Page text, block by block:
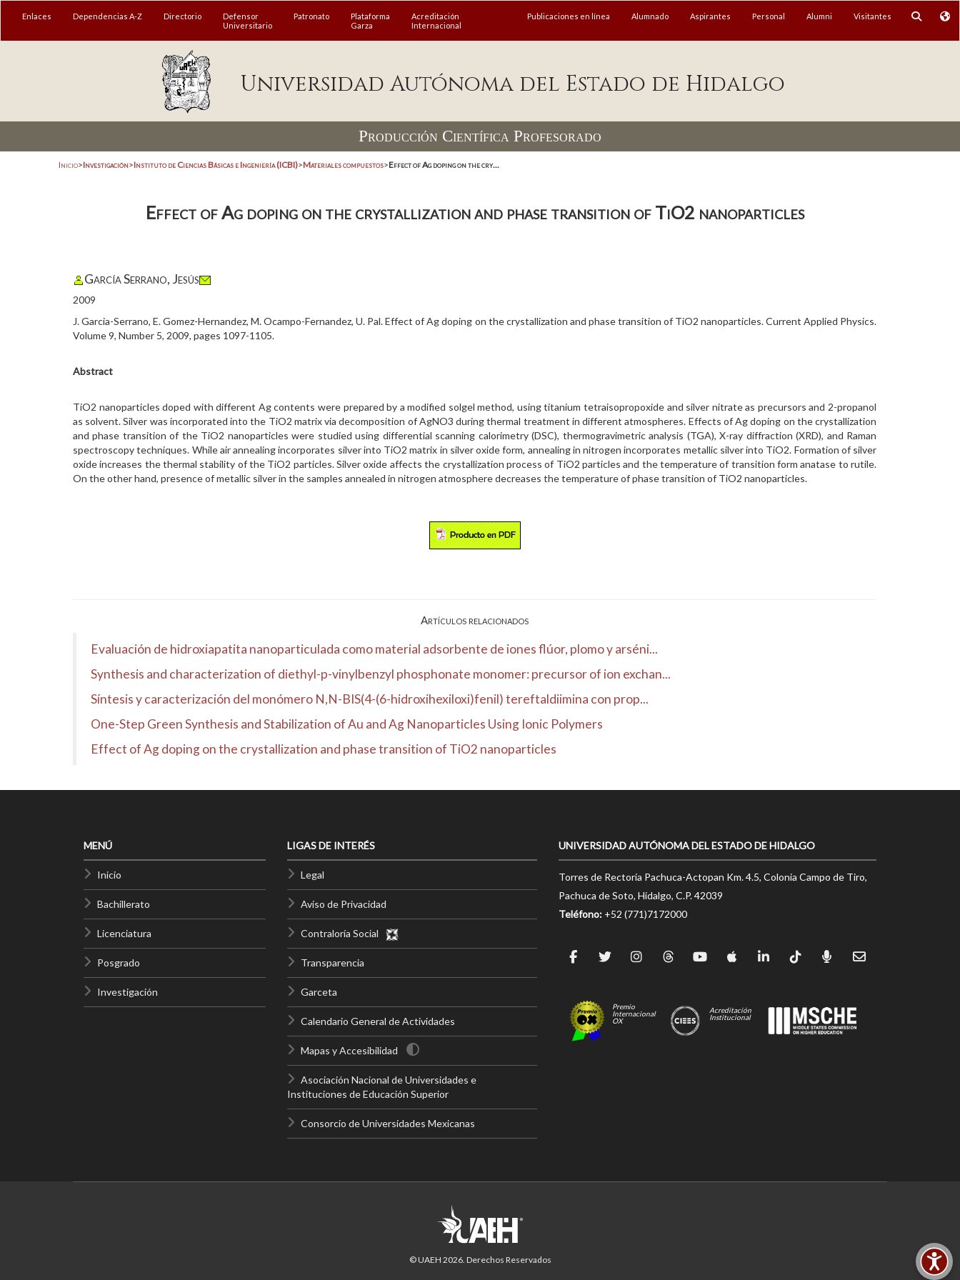
Enlaces Dependencias A-Z Directorio
Defensor
Universitario
Patronato
Plataforma
Garza
Acreditación
Internacional
Publicaciones en línea Alumnado Aspirantes Personal Alumni Visitantes
Universidad Autónoma del Estado de Hidalgo
Producción Científica Profesorado
Inicio>Investigación>Instituto de Ciencias Básicas e Ingeniería (ICBI)>Materiales compuestos>Effect of Ag doping on the cry...
Effect of Ag doping on the crystallization and phase transition of TiO2 nanoparticles
García Serrano, Jesús
2009
J. Garcia-Serrano, E. Gomez-Hernandez, M. Ocampo-Fernandez, U. Pal. Effect of Ag doping on the crystallization and phase transition of TiO2 nanoparticles. Current Applied Physics.
Volume 9, Number 5, 2009, pages 1097-1105.
Abstract
TiO2 nanoparticles doped with different Ag contents were prepared by a modified solgel method, using titanium tetraisopropoxide and silver nitrate as precursors and 2-propanol
as solvent. Silver was incorporated into the TiO2 matrix via decomposition of AgNO3 during thermal treatment in different atmospheres. Effects of Ag doping on the crystallization
and phase transition of the TiO2 nanoparticles were studied using differential scanning calorimetry (DSC), thermogravimetric analysis (TGA), X-ray diffraction (XRD), and Raman
spectroscopy techniques. While air annealing incorporates silver into TiO2 matrix in silver oxide form, annealing in nitrogen incorporates metallic silver into TiO2. Formation of silver
oxide increases the thermal stability of the TiO2 particles. Silver oxide affects the crystallization process of TiO2 particles and the temperature of transition form anatase to rutile.
On the other hand, presence of metallic silver in the samples annealed in nitrogen atmosphere decreases the temperature of phase transition of TiO2 nanoparticles.
Artículos relacionados
Evaluación de hidroxiapatita nanoparticulada como material adsorbente de iones flúor, plomo y arséni...
Synthesis and characterization of diethyl-p-vinylbenzyl phosphonate monomer: precursor of ion exchan...
Síntesis y caracterización del monómero N,N-BIS(4-(6-hidroxihexiloxi)fenil) tereftaldiimina con prop...
One-Step Green Synthesis and Stabilization of Au and Ag Nanoparticles Using Ionic Polymers
Effect of Ag doping on the crystallization and phase transition of TiO2 nanoparticles
MENÚ
Inicio
Bachillerato
Licenciatura
Posgrado
Investigación
LIGAS DE INTERÉS
Legal
Aviso de Privacidad
Contraloría Social
Transparencia
Garceta
Calendario General de Actividades
Mapas y Accesibilidad
Asociación Nacional de Universidades e
Instituciones de Educación Superior
Consorcio de Universidades Mexicanas
UNIVERSIDAD AUTÓNOMA DEL ESTADO DE HIDALGO
Torres de Rectoría Pachuca-Actopan Km. 4.5, Colonia Campo de Tiro,
Pachuca de Soto, Hidalgo, C.P. 42039
Teléfono: +52 (771)7172000
Premio
Internacional
OX
Acreditación
Institucional
© UAEH 2026. Derechos Reservados